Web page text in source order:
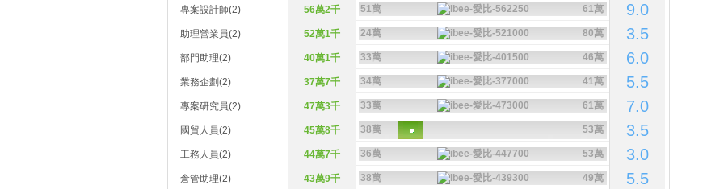
專案設計師(2) 56萬2千 51萬 61萬 9.0
助理營業員(2) 52萬1千 24萬 80萬 3.5
部門助理(2) 40萬1千 33萬 46萬 6.0
業務企劃(2) 37萬7千 34萬 41萬 5.5
專案研究員(2) 47萬3千 33萬 61萬 7.0
國貿人員(2) 45萬8千 38萬 53萬 3.5
工務人員(2) 44萬7千 36萬 53萬 3.0
倉管助理(2) 43萬9千 38萬 49萬 5.5